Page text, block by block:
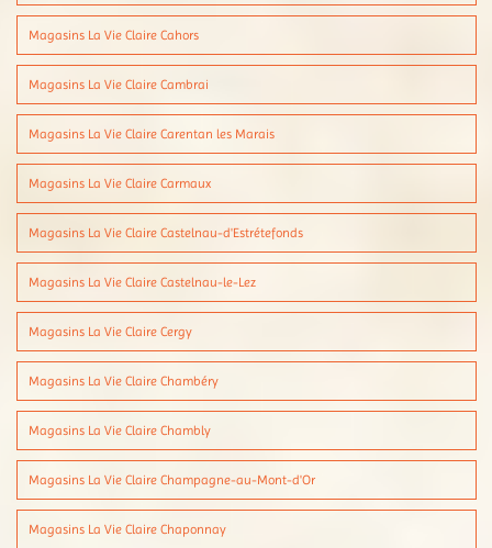
Magasins La Vie Claire Cahors
Magasins La Vie Claire Cambrai
Magasins La Vie Claire Carentan les Marais
Magasins La Vie Claire Carmaux
Magasins La Vie Claire Castelnau-d'Estrétefonds
Magasins La Vie Claire Castelnau-le-Lez
Magasins La Vie Claire Cergy
Magasins La Vie Claire Chambéry
Magasins La Vie Claire Chambly
Magasins La Vie Claire Champagne-au-Mont-d'Or
Magasins La Vie Claire Chaponnay